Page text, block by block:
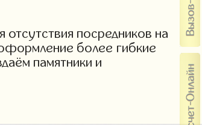
посредников на
более гибкие
памятники и